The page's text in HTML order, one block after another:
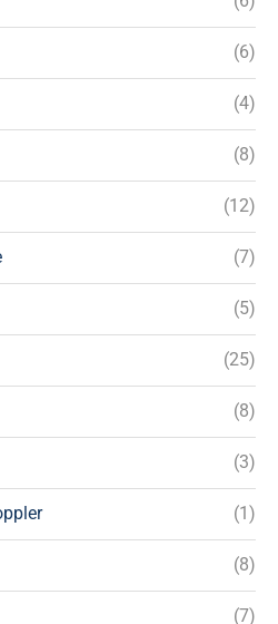
(6)
(4)
(8)
(12)
(7)
(5)
(25)
(8)
(3)
(1)
(8)
(7)